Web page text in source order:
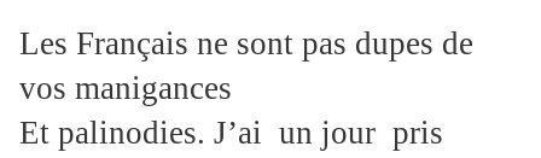
Les Français ne sont pas dupes de
vos manigances
Et palinodies. J’ai un jour pris